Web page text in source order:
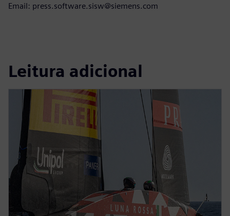
Email: press.software.sisw@siemens.com
Leitura adicional